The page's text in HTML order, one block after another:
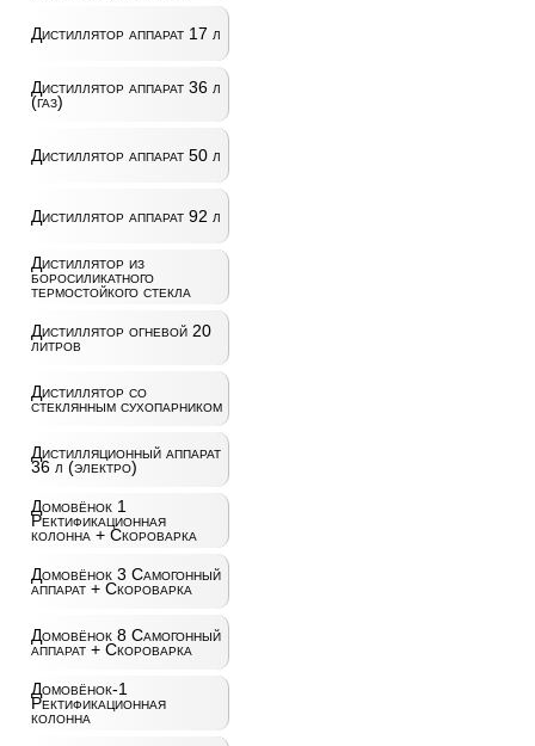
Дистиллятор аппарат 17 л
Дистиллятор аппарат 36 л
(газ)
Дистиллятор аппарат 50 л
Дистиллятор аппарат 92 л
Дистиллятор из
боросиликатного
термостойкого стекла
Дистиллятор огневой 20
литров
Дистиллятор со
стеклянным сухопарником
Дистилляционный аппарат
36 л (электро)
Домовёнок 1
Ректификационная
колонна + Скороварка
Домовёнок 3 Самогонный
аппарат + Скороварка
Домовёнок 8 Самогонный
аппарат + Скороварка
Домовёнок-1
Ректификационная
колонна